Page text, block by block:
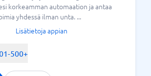
korkeamman automaation ja antaa
yhdessä ilman unta. ...
Lisätietoja appian
500+